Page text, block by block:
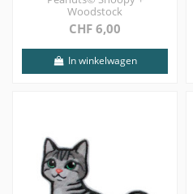
Woodstock
CHF 6,00
In winkelwagen